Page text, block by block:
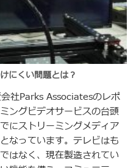
にくい問題とは？
社Parks Associatesのレポ
ングビデオサービスの台頭
にストリーミングメディア
なっています。テレビはも
はなく、現在製造されてい